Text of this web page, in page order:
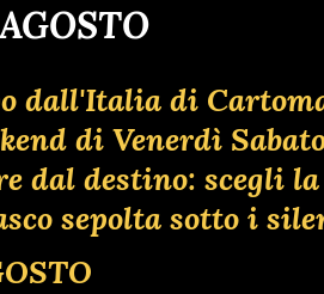
dall'Italia di
di Venerdì
dal destino: scegli
sepolta sotto i